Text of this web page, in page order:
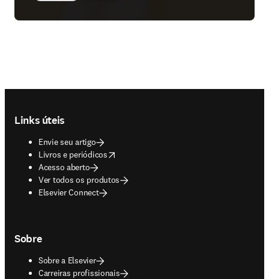
Links úteis
Envie seu artigo
Livros e periódicos
opens in new tab/window
Acesso aberto
Ver todos os produtos
Elsevier Connect
Sobre
Sobre a Elsevier
Carreiras profissionais